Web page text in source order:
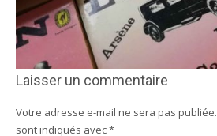
Laisser un commentaire
Votre adresse e-mail ne sera pas publiée.
sont indiqués avec*